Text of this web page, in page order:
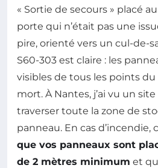
« Sortie de secours » placé
porte qui n’était pas une
pire, orienté vers un cul-de-
S60-303 est claire : les
visibles de tous les points du
mort. À Nantes, j’ai vu un
traverser toute la zone de
panneau. En cas d’incendie,
que vos panneaux sont
de 2 mètres minimum et